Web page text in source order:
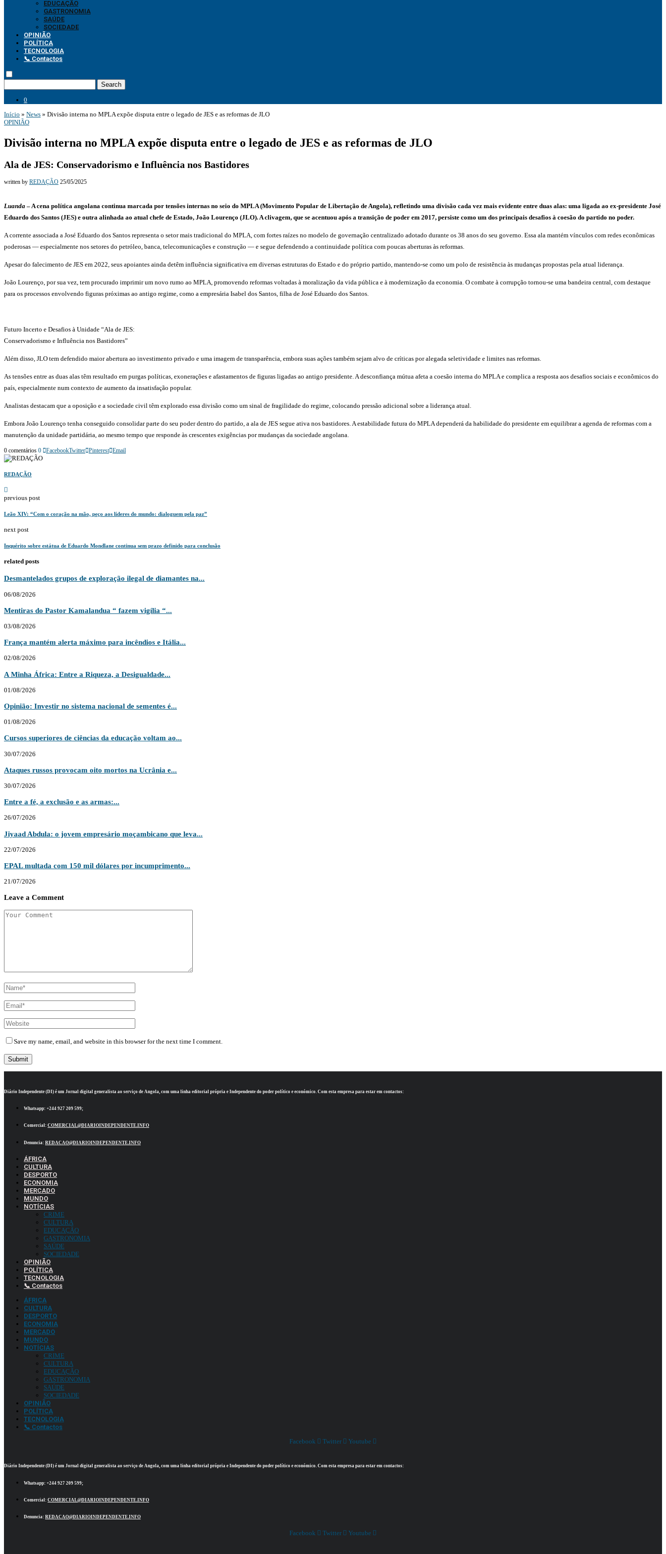
EDUCAÇÃO
GASTRONOMIA
SAÚDE
SOCIEDADE
OPINIÃO
POLÍTICA
TECNOLOGIA
📞 Contactos
Search
0
Início » News » Divisão interna no MPLA expõe disputa entre o legado de JES e as reformas de JLO
OPINIÃO
Divisão interna no MPLA expõe disputa entre o legado de JES e as reformas de JLO
Ala de JES: Conservadorismo e Influência nos Bastidores
written by REDAÇÃO 25/05/2025
Luanda – A cena política angolana continua marcada por tensões internas no seio do MPLA (Movimento Popular de Libertação de Angola), refletindo uma divisão cada vez mais evidente entre duas alas: uma ligada ao ex-presidente José
Eduardo dos Santos (JES) e outra alinhada ao atual chefe de Estado, João Lourenço (JLO). A clivagem, que se acentuou após a transição de poder em 2017, persiste como um dos principais desafios à coesão do partido no poder.
A corrente associada a José Eduardo dos Santos representa o setor mais tradicional do MPLA, com fortes raízes no modelo de governação centralizado adotado durante os 38 anos do seu governo. Essa ala mantém vínculos com redes econômicas
poderosas — especialmente nos setores do petróleo, banca, telecomunicações e construção — e segue defendendo a continuidade política com poucas aberturas às reformas.
Apesar do falecimento de JES em 2022, seus apoiantes ainda detêm influência significativa em diversas estruturas do Estado e do próprio partido, mantendo-se como um polo de resistência às mudanças propostas pela atual liderança.
João Lourenço, por sua vez, tem procurado imprimir um novo rumo ao MPLA, promovendo reformas voltadas à moralização da vida pública e à modernização da economia. O combate à corrupção tornou-se uma bandeira central, com destaque
para os processos envolvendo figuras próximas ao antigo regime, como a empresária Isabel dos Santos, filha de José Eduardo dos Santos.
Futuro Incerto e Desafios à Unidade “Ala de JES:
Conservadorismo e Influência nos Bastidores”
Além disso, JLO tem defendido maior abertura ao investimento privado e uma imagem de transparência, embora suas ações também sejam alvo de críticas por alegada seletividade e limites nas reformas.
As tensões entre as duas alas têm resultado em purgas políticas, exonerações e afastamentos de figuras ligadas ao antigo presidente. A desconfiança mútua afeta a coesão interna do MPLA e complica a resposta aos desafios sociais e econômicos do
país, especialmente num contexto de aumento da insatisfação popular.
Analistas destacam que a oposição e a sociedade civil têm explorado essa divisão como um sinal de fragilidade do regime, colocando pressão adicional sobre a liderança atual.
Embora João Lourenço tenha conseguido consolidar parte do seu poder dentro do partido, a ala de JES segue ativa nos bastidores. A estabilidade futura do MPLA dependerá da habilidade do presidente em equilibrar a agenda de reformas com a
manutenção da unidade partidária, ao mesmo tempo que responde às crescentes exigências por mudanças da sociedade angolana.
0 comentários 0 FacebookTwitter Pinterest Email
REDAÇÃO
previous post
Leão XIV: “Com o coração na mão, peço aos líderes do mundo: dialoguem pela paz”
next post
Inquérito sobre estátua de Eduardo Mondlane continua sem prazo definido para conclusão
related posts
Desmantelados grupos de exploração ilegal de diamantes na...
06/08/2026
Mentiras do Pastor Kamalandua “ fazem vigília “...
03/08/2026
França mantém alerta máximo para incêndios e Itália...
02/08/2026
A Minha África: Entre a Riqueza, a Desigualdade...
01/08/2026
Opinião: Investir no sistema nacional de sementes é...
01/08/2026
Cursos superiores de ciências da educação voltam ao...
30/07/2026
Ataques russos provocam oito mortos na Ucrânia e...
30/07/2026
Entre a fé, a exclusão e as armas:...
26/07/2026
Jiyaad Abdula: o jovem empresário moçambicano que leva...
22/07/2026
EPAL multada com 150 mil dólares por incumprimento...
21/07/2026
Leave a Comment
Save my name, email, and website in this browser for the next time I comment.
Diário Independente (DI) é um Jornal digital generalista ao serviço de Angola, com uma linha editorial própria e Independente do poder político e económico. Com esta empresa para estar em contactos:
Whatsapp: +244 927 209 599;
Comercial: COMERCIAL@DIARIOINDEPENDENTE.INFO
Denuncia: REDACAO@DIARIOINDEPENDENTE.INFO
ÁFRICA
CULTURA
DESPORTO
ECONOMIA
MERCADO
MUNDO
NOTÍCIAS
CRIME
CULTURA
EDUCAÇÃO
GASTRONOMIA
SAÚDE
SOCIEDADE
OPINIÃO
POLÍTICA
TECNOLOGIA
📞 Contactos
ÁFRICA
CULTURA
DESPORTO
ECONOMIA
MERCADO
MUNDO
NOTÍCIAS
CRIME
CULTURA
EDUCAÇÃO
GASTRONOMIA
SAÚDE
SOCIEDADE
OPINIÃO
POLÍTICA
TECNOLOGIA
📞 Contactos
Facebook
Twitter Youtube
Diário Independente (DI) é um Jornal digital generalista ao serviço de Angola, com uma linha editorial própria e Independente do poder político e económico. Com esta empresa para estar em contactos:
Whatsapp: +244 927 209 599;
Comercial: COMERCIAL@DIARIOINDEPENDENTE.INFO
Denuncia: REDACAO@DIARIOINDEPENDENTE.INFO
Facebook Twitter Youtube